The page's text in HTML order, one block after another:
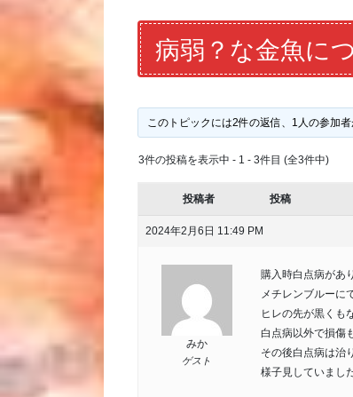
病弱？な金魚に
このトピックには2件の返信、1人の参加
3件の投稿を表示中 - 1 - 3件目 (全3件中)
投稿者 投稿
2024年2月6日 11:49 PM
みか
ゲスト
購入時白点病があり
メチレンブルーに
ヒレの先が黒くも
白点病以外で損傷
その後白点病は治
様子見していまし